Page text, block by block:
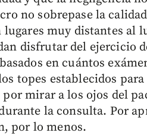
no sobrepase la
muy distantes al
disfrutar del ejercicio
en cuántos
topes establecidos
mirar a los ojos del
la consulta. Por
por lo menos.